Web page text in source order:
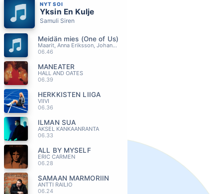
NYT SOI
Yksin En Kulje
Samuli Siren
Meidän mies (One of Us)
Maarit, Anna Eriksson, Johanna Iivanainen, Pentti Hietanen, Jore Marjaranta
06.46
MANEATER
HALL AND OATES
06.39
HERKKISTEN LIIGA
VIIVI
06.36
ILMAN SUA
AKSEL KANKAANRANTA
06.33
ALL BY MYSELF
ERIC CARMEN
06.28
SAMAAN MARMORIIN
ANTTI RAILIO
06.24